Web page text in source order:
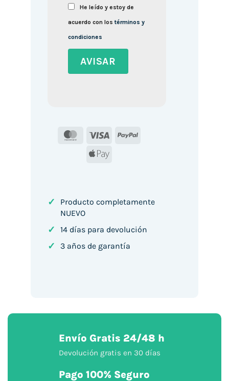
He leído y estoy de
acuerdo con lostérminos y
condiciones
MasterCard
Visa
PayPal
Apple
✓
Producto completamente
NUEVO
✓ 14 días para devolución
✓ 3 años de garantía
Envío Gratis 24/48 h
Devolución gratis en 30 días
Pago 100% Seguro